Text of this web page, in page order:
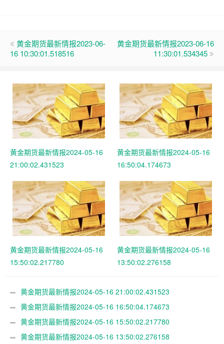
黄金期货最新情报2023-06-
16 10:30:01.518516
黄金期货最新情报2023-06-16
11:30:01.534345
黄金期货最新情报2024-05-16
21:00:02.431523
黄金期货最新情报2024-05-16
16:50:04.174673
黄金期货最新情报2024-05-16
15:50:02.217780
黄金期货最新情报2024-05-16
13:50:02.276158
黄金期货最新情报2024-05-16 21:00:02.431523
黄金期货最新情报2024-05-16 16:50:04.174673
黄金期货最新情报2024-05-16 15:50:02.217780
黄金期货最新情报2024-05-16 13:50:02.276158